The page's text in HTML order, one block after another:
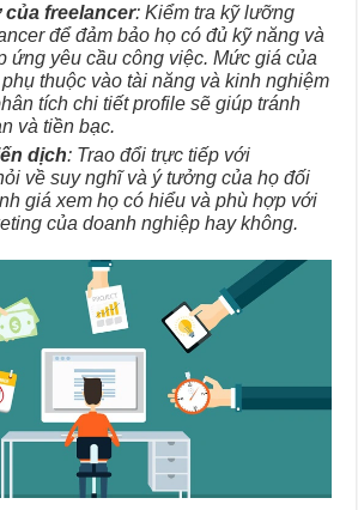
của freelancer: Kiểm tra kỹ lưỡng
để đảm bảo họ có đủ kỹ năng và
ứng yêu cầu công việc. Mức giá của
thuộc vào tài năng và kinh nghiệm
tích chi tiết profile sẽ giúp tránh
và tiền bạc.
dịch: Trao đổi trực tiếp với
về suy nghĩ và ý tưởng của họ đối
giá xem họ có hiểu và phù hợp với
của doanh nghiệp hay không.